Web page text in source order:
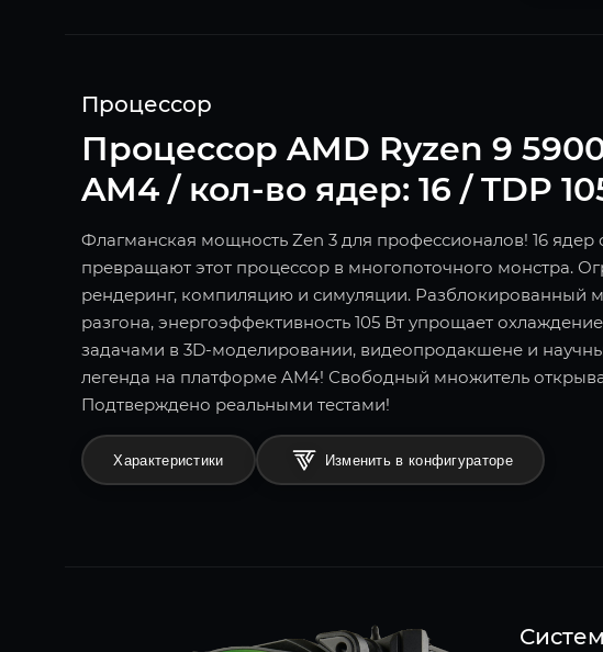
Процессор
Процессор AMD Ryzen 9
AM4 / кол-во ядер: 16 / TDP
Флагманская мощность Zen 3 для профессионалов! 16 ядер
превращают этот процессор в многопоточного монстра.
рендеринг, компиляцию и симуляции. Разблокированный
разгона, энергоэффективность 105 Вт упрощает
задачами в 3D-моделировании, видеопродакшене и
легенда на платформе AM4! Свободный множитель
Подтверждено реальными тестами!
Характеристики Изменить в конфигураторе